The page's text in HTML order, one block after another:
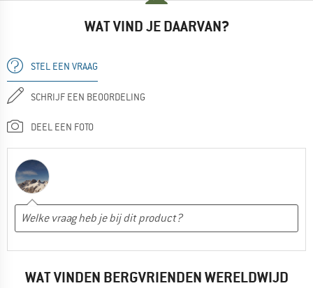
WAT VIND JE DAARVAN?
STEL EEN VRAAG
SCHRIJF EEN BEOORDELING
DEEL EEN FOTO
WAT VINDEN BERGVRIENDEN WERELDWIJD